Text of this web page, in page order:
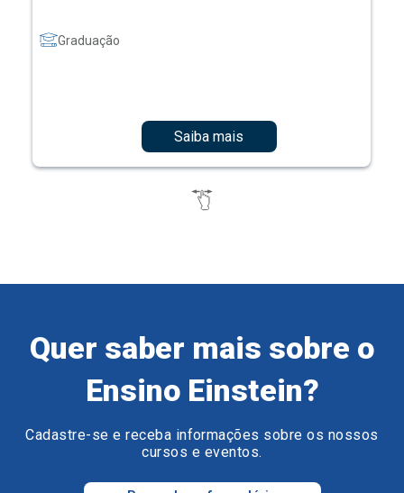
Graduação
Saiba mais
Quer saber mais sobre o
Ensino Einstein?
Cadastre-se e receba informações sobre os nossos
cursos e eventos.